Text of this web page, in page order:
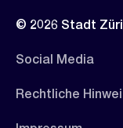
© 2026 Stadt
Social Media
Rechtliche